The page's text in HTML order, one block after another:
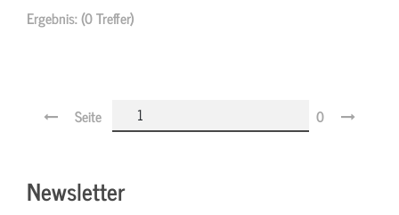
Ergebnis:(0 Treffer)
Seite 0
Newsletter